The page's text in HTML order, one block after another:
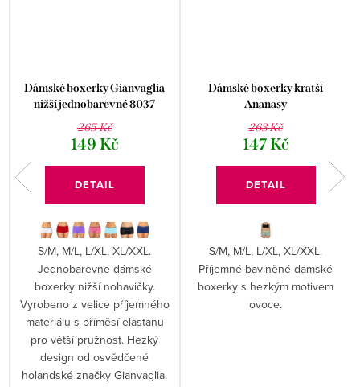
Dámské boxerky Gianvaglia
nižší jednobarevné 8037
265 Kč
149 Kč
DETAIL
S/M, M/L, L/XL, XL/XXL.
Jednobarevné dámské
boxerky nižší nohavičky.
Vyrobeno z velice příjemného
materiálu s příměsí elastanu
pro větší pružnost. Hezký
design od osvědčené
holandské značky Gianvaglia.
Dámské boxerky kratší
Ananasy
263 Kč
147 Kč
DETAIL
S/M, M/L, L/XL, XL/XXL.
Příjemné bavlněné dámské
boxerky s hezkým motivem
ovoce.